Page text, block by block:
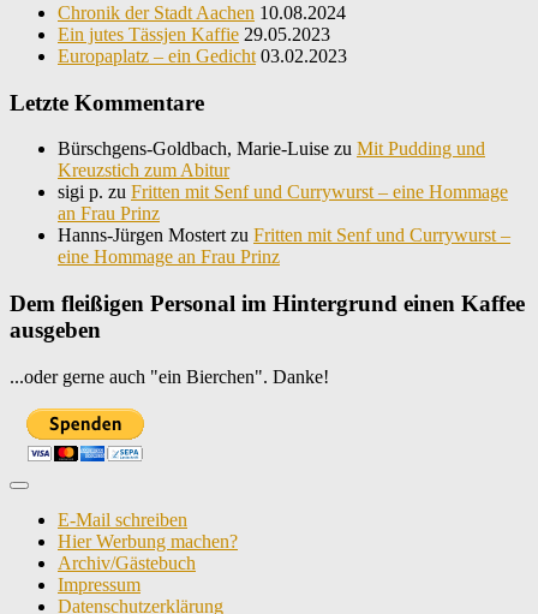
Chronik der Stadt Aachen 10.08.2024
Ein jutes Tässjen Kaffie 29.05.2023
Europaplatz – ein Gedicht 03.02.2023
Letzte Kommentare
Bürschgens-Goldbach, Marie-Luise zu Mit Pudding und
Kreuzstich zum Abitur
sigi p. zu Fritten mit Senf und Currywurst – eine Hommage
an Frau Prinz
Hanns-Jürgen Mostert zu Fritten mit Senf und Currywurst –
eine Hommage an Frau Prinz
Dem fleißigen Personal im Hintergrund einen Kaffee
ausgeben
...oder gerne auch "ein Bierchen". Danke!
E-Mail schreiben
Hier Werbung machen?
Archiv/Gästebuch
Impressum
Datenschutzerklärung